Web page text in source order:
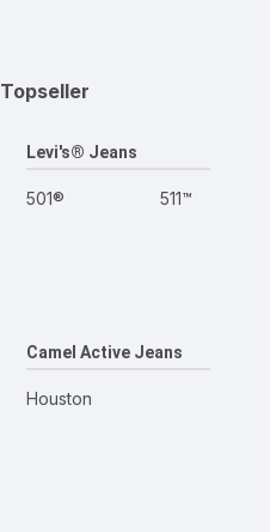
Topseller
Levi's® Jeans
501® 511™
Camel Active Jeans
Houston